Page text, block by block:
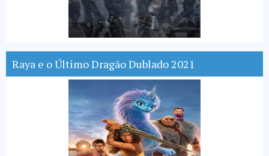
Raya e o Último Dragão Dublado 2021